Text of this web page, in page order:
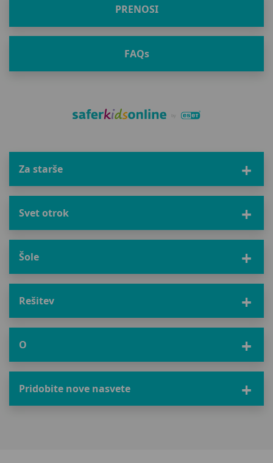
PRENOSI
FAQs
Za starše
Svet otrok
Šole
Rešitev
O
Pridobite nove nasvete